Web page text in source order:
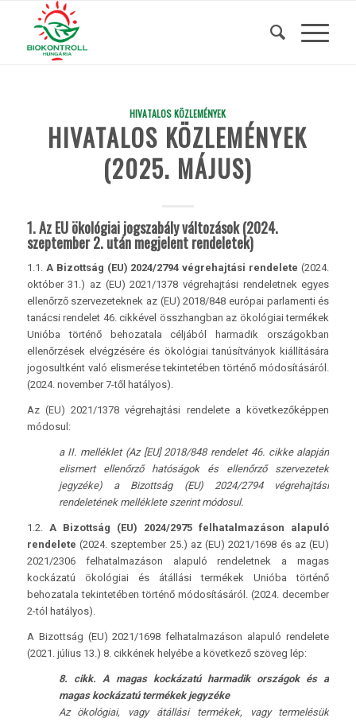
HIVATALOS KÖZLEMÉNYEK
HIVATALOS KÖZLEMÉNYEK
(2025. MÁJUS)
1. Az EU ökológiai jogszabály változások (2024.
szeptember 2. után megjelent rendeletek)
1.1. A Bizottság (EU) 2024/2794 végrehajtási rendelete (2024.
október 31.) az (EU) 2021/1378 végrehajtási rendeletnek egyes
ellenőrző szervezeteknek az (EU) 2018/848 európai parlamenti és
tanácsi rendelet 46. cikkével összhangban az ökológiai termékek
Unióba történő behozatala céljából harmadik országokban
ellenőrzések elvégzésére és ökológiai tanúsítványok kiállítására
jogosultként való elismerése tekintetében történő módosításáról.
(2024. november 7-től hatályos).
Az (EU) 2021/1378 végrehajtási rendelete a következőképpen
módosul:
a II. melléklet (Az [EU] 2018/848 rendelet 46. cikke alapján
elismert ellenőrző hatóságok és ellenőrző szervezetek
jegyzéke) a Bizottság (EU) 2024/2794 végrehajtási
rendeletének melléklete szerint módosul.
1.2. A Bizottság (EU) 2024/2975 felhatalmazáson alapuló
rendelete (2024. szeptember 25.) az (EU) 2021/1698 és az (EU)
2021/2306 felhatalmazáson alapuló rendeletnek a magas
kockázatú ökológiai és átállási termékek Unióba történő
behozatala tekintetében történő módosításáról. (2024. december
2-tól hatályos).
A Bizottság (EU) 2021/1698 felhatalmazáson alapuló rendelete
(2021. július 13.) 8. cikkének helyébe a következő szöveg lép:
8. cikk. A magas kockázatú harmadik országok és a
magas kockázatú termékek jegyzéke
Az ökológiai, vagy átállási termékek, vagy termelésük